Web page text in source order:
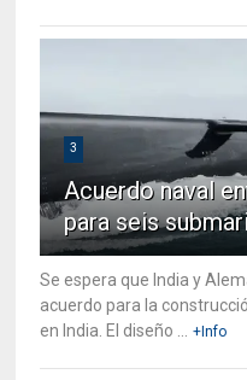
3
Acuerdo naval
para seis
Se espera que India y
acuerdo para la
en India. El diseño ...
+Info